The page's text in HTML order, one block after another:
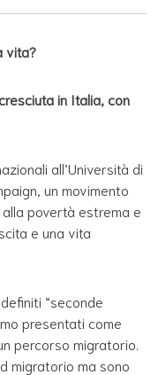
vita?
in Italia, con
all’Università di
un movimento
povertà estrema e
e una vita
“seconde
presentati come
percorso migratorio.
migratorio ma sono